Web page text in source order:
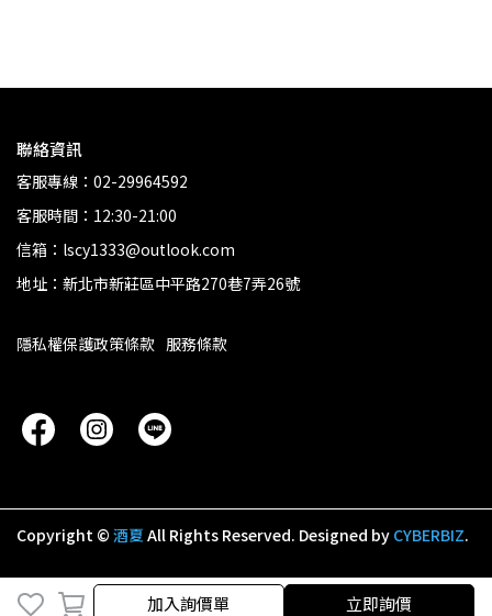
加入詢價單 立即詢價
聯絡資訊
客服專線：02-29964592
客服時間：12:30-21:00
信箱：lscy1333@outlook.com
地址：新北市新莊區中平路270巷7弄26號
隱私權保護政策條款 服務條款
Copyright © 酒夏All Rights Reserved. Designed by CYBERBIZ.